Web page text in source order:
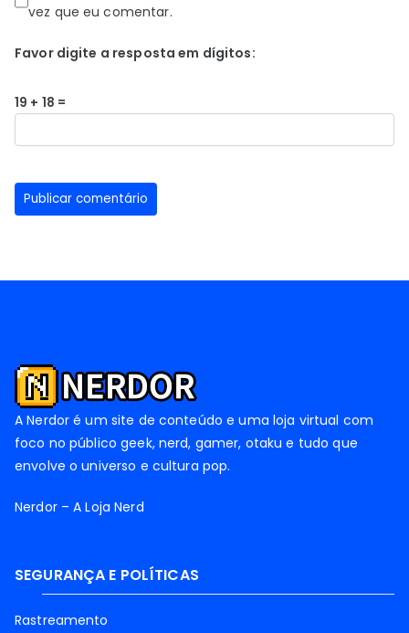
vez que eu comentar.
Favor digite a resposta em dígitos:
19 + 18 =
A Nerdor é um site de conteúdo e uma loja virtual com
foco no público geek, nerd, gamer, otaku e tudo que
envolve o universo e cultura pop.
Nerdor – A Loja Nerd
SEGURANÇA E POLÍTICAS
Rastreamento